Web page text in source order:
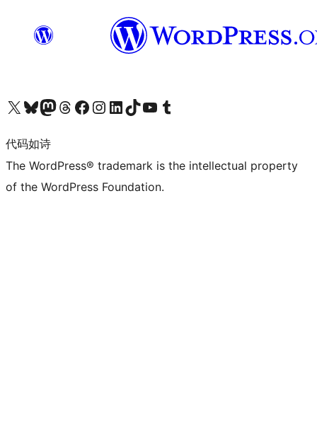
关注我们的 X（原 Twitter）账号访问我们的 Bluesky 账号关注我们的 Mastodon 账号访问我们的 Threads 账号 访问我们的 Facebook 公共主页关注我们的 Instagram 账号 关注我们的 LinkedIn 主页访问我们的 TikTok 账号访问我们的 YouTube 频道 访问我们的 Tumblr 账号
代码如诗
The WordPress® trademark is the intellectual property
of the WordPress Foundation.